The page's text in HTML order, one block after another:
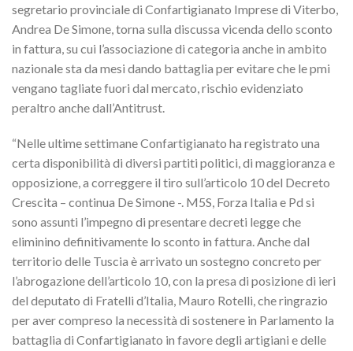
segretario provinciale di Confartigianato Imprese di Viterbo,
Andrea De Simone, torna sulla discussa vicenda dello sconto
in fattura, su cui l’associazione di categoria anche in ambito
nazionale sta da mesi dando battaglia per evitare che le pmi
vengano tagliate fuori dal mercato, rischio evidenziato
peraltro anche dall’Antitrust.
“Nelle ultime settimane Confartigianato ha registrato una
certa disponibilità di diversi partiti politici, di maggioranza e
opposizione, a correggere il tiro sull’articolo 10 del Decreto
Crescita – continua De Simone -. M5S, Forza Italia e Pd si
sono assunti l’impegno di presentare decreti legge che
eliminino definitivamente lo sconto in fattura. Anche dal
territorio delle Tuscia è arrivato un sostegno concreto per
l’abrogazione dell’articolo 10, con la presa di posizione di ieri
del deputato di Fratelli d’Italia, Mauro Rotelli, che ringrazio
per aver compreso la necessità di sostenere in Parlamento la
battaglia di Confartigianato in favore degli artigiani e delle